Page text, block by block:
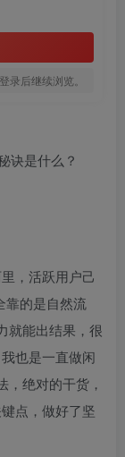
录后继续浏览。
，活跃用户己
靠的是自然流
就能出结果，很
也是一直做闲
绝对的干货，
点，做好了坚